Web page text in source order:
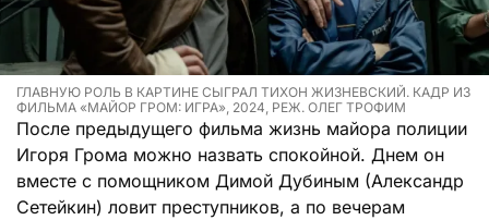
ГЛАВНУЮ РОЛЬ В КАРТИНЕ СЫГРАЛ ТИХОН ЖИЗНЕВСКИЙ. КАДР ИЗ
ФИЛЬМА «МАЙОР ГРОМ: ИГРА», 2024, РЕЖ. ОЛЕГ ТРОФИМ
После предыдущего фильма жизнь майора полиции
Игоря Грома можно назвать спокойной. Днем он
вместе с помощником Димой Дубиным (Александр
Сетейкин) ловит преступников, а по вечерам